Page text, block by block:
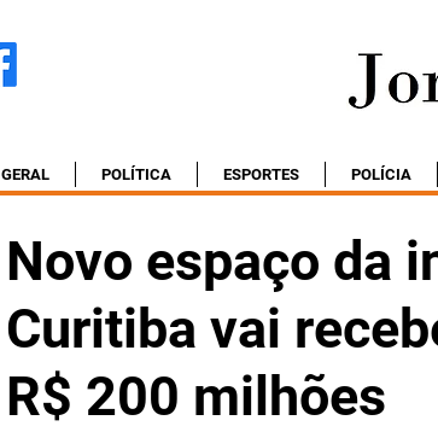
GERAL POLÍTICA ESPORTES POLÍCIA
Novo espaço da
Curitiba vai
R$ 200 milhões